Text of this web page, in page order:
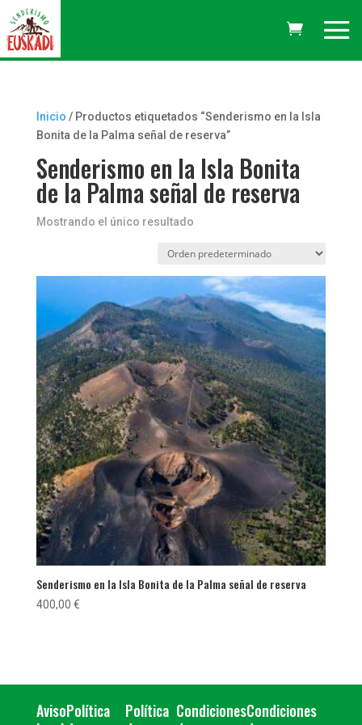
Inicio / Productos etiquetados “Senderismo en la Isla
Bonita de la Palma señal de reserva”
Senderismo en la Isla Bonita
de la Palma señal de reserva
Mostrando el único resultado
Senderismo en la Isla Bonita de la Palma señal de reserva
400,00 €
AvisoPolítica
Política CondicionesCondiciones